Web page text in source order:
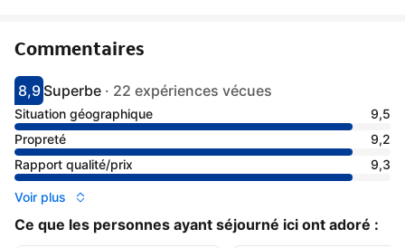
Commentaires
Avec une note de 8.9
8,9
superbeSuperbe · 22 expériences vécues
Situation géographique
9,5
Propreté
9,2
Rapport qualité/prix
9,3
Voir plus
Ce que les personnes ayant séjourné ici ont adoré :